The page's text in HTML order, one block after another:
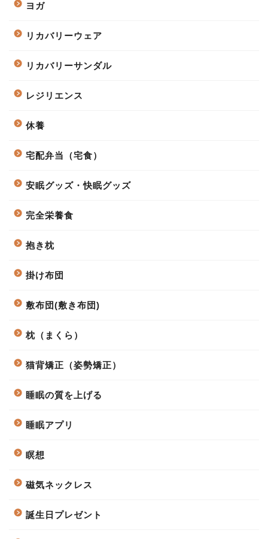
ヨガ
リカバリーウェア
リカバリーサンダル
レジリエンス
休養
宅配弁当（宅食）
安眠グッズ・快眠グッズ
完全栄養食
抱き枕
掛け布団
敷布団(敷き布団)
枕（まくら）
猫背矯正（姿勢矯正）
睡眠の質を上げる
睡眠アプリ
瞑想
磁気ネックレス
誕生日プレゼント